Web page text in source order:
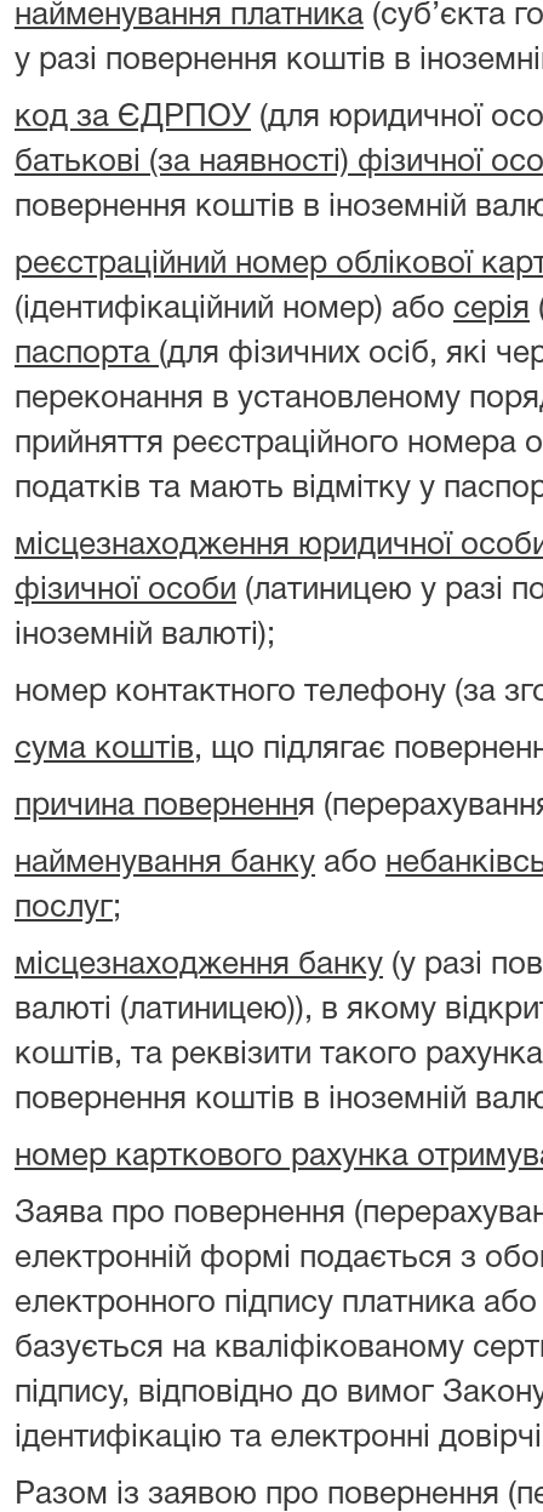
найменування платника (суб’єкта
у разі повернення коштів в
код за ЄДРПОУ (для юридичної
батькові (за наявності) фізичної
повернення коштів в іноземній
реєстраційний номер облікової
(ідентифікаційний номер) або серія
паспорта (для фізичних осіб, які
переконання в установленому
прийняття реєстраційного номера
податків та мають відмітку у
місцезнаходження юридичної
фізичної особи (латиницею у разі
іноземній валюті);
номер контактного телефону (за
сума коштів, що підлягає
причина повернення
найменування банку або
послуг;
місцезнаходження банку (у разі
валюті (латиницею)), в якому
коштів, та реквізити такого
повернення коштів в іноземній
номер карткового рахунка
Заява про повернення
електронній формі подається з
електронного підпису платника
базується на кваліфікованому
підпису, відповідно до вимог
ідентифікацію та електронні
Разом із заявою про повернення